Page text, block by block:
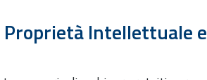
Intellettuale e